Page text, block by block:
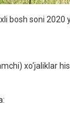
bosh soni
xo‘jaliklar